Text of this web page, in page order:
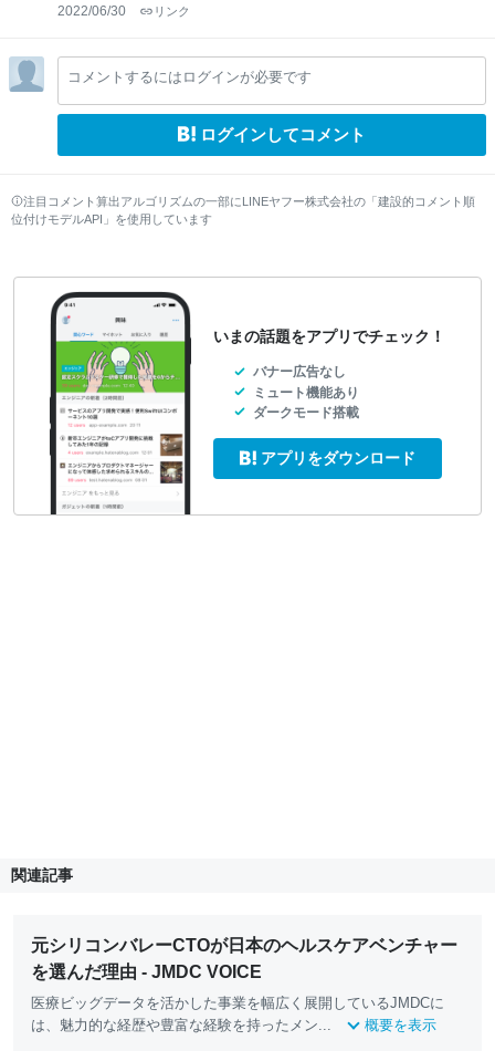
2022/06/30 リンク
コメントするにはログインが必要です
ログインしてコメント
注目コメント算出アルゴリズムの一部にLINEヤフー株式会社の「建設的コメント順
位付けモデルAPI」を使用しています
いまの話題をアプリでチェック！
バナー広告なし
ミュート機能あり
ダークモード搭載
アプリをダウンロード
関連記事
元シリコンバレーCTOが日本のヘルスケアベンチャー
を選んだ理由 - JMDC VOICE
医療ビッグデータを活かした事業を幅広く展開しているJMDCに
は、魅力的な経歴や豊富な経験を持ったメン...
概要を表示